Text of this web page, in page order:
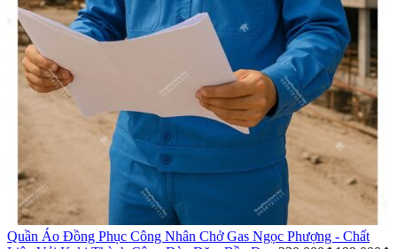
Quần Áo Đồng Phục Công Nhân Chở Gas Ngọc Phượng - Chất